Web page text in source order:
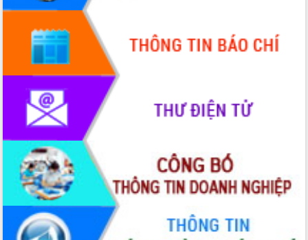
Lấy ý kiến điều chỉnh Quy hoạch tỉnh
Đắk Lắk thời kỳ 2021-2030, tầm nhìn
đến năm 2050
Phát động chiến dịch 30 ngày đêm
giải phóng mặt bằng Tuyến đường bộ
ven biển
Đắk Lắk nỗ lực thúc đẩy tăng trưởng
kinh tế từ 10% trở lên trong Quý
II/2026
Đắk Lắk ký kết thỏa thuận hợp tác về
chuyển đổi số giai đoạn 2026 – 2030
với Tập đoàn Bưu chính Viễn thông
Việt Nam
Thứ trưởng Bộ Y tế làm việc với tỉnh
Đắk Lắk về phát triển nhân lực y tế
cho trạm y tế cấp xã